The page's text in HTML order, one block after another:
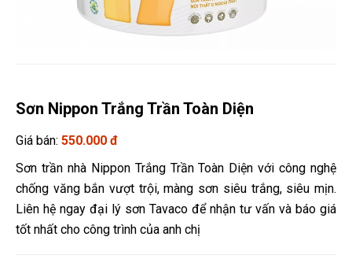
Sơn Nippon Trắng Trần Toàn Diện
Giá bán: 550.000 đ
Sơn trần nhà Nippon Trắng Trần Toàn Diện với công nghệ
chống văng bắn vượt trội, màng sơn siêu trắng, siêu mịn.
Liên hệ ngay đại lý sơn Tavaco để nhận tư vấn và báo giá
tốt nhất cho công trình của anh chị